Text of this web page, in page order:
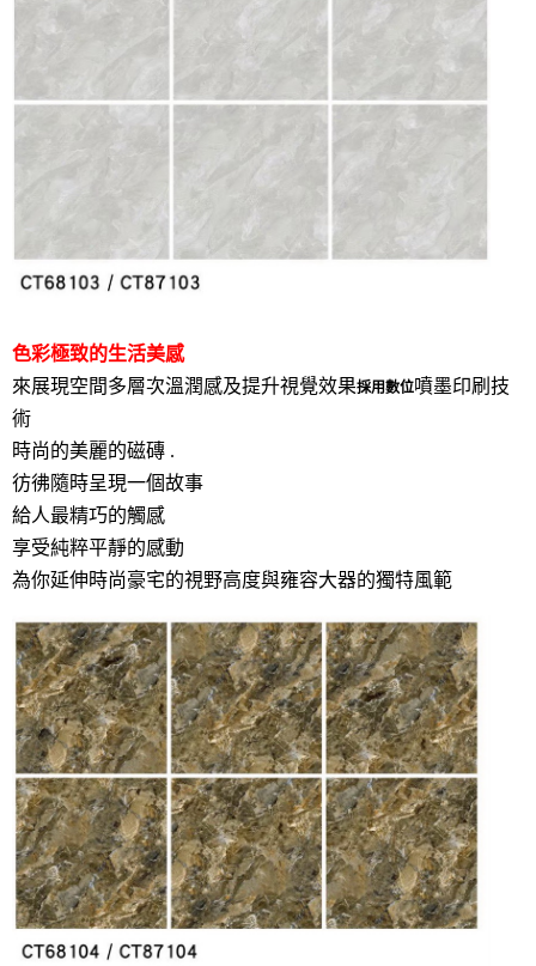
色彩極致的生活美感
來展現空間多層次溫潤感及提升視覺效果採用數位噴墨印刷技
術
時尚的美麗的磁磚 .
彷彿隨時呈現一個故事
給人最精巧的觸感
享受純粹平靜的感動
為你延伸時尚豪宅的視野高度與雍容大器的獨特風範